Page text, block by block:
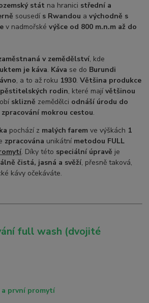
stát na hranici střední a
sousedís Rwandou avýchodně s
v nadmořskévýšce od 800 m.n.m až do
v zemědělství, kde
je káva. Káva se do Burundi
, a to až roku 1930.Většina produkce
rodin, které majívětšinou
sklizně zemědělci odnáší úrodu do
zpracování mokrou cestou.
pochází z malých farem ve výškách 1
zpracována unikátní metodou FULL
. Díky této speciální úpravě je
čistá, jasná a svěží, přesně taková,
kávy očekáváte.
full wash (dvojité
a první promytí